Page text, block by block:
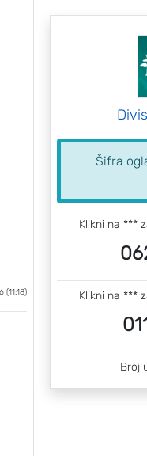
(11:18)
Šifra
Klikni na ***
Klikni na ***
Broj